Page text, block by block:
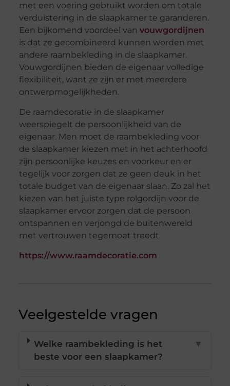
met een voering gebruikt worden om totale
verduistering in de slaapkamer te garanderen.
Een bijkomend voordeel van vouwgordijnen
is dat ze gecombineerd kunnen worden met
andere raambekleding in de slaapkamer.
Vouwgordijnen bieden de eigenaar volledige
flexibiliteit, want ze zijn er met meerdere
ontwerpmogelijkheden.
De raamdecoratie in de slaapkamer
weerspiegelt de persoonlijkheid van de
eigenaar. Men moet de raambekleding voor
de slaapkamer kiezen met in het achterhoofd
zijn persoonlijke keuzes en voorkeur en er
tegelijk voor zorgen dat ze geen deuk in het
totale budget van de eigenaar slaan. Zo zal het
kiezen van het juiste type rolgordijn voor de
slaapkamer ervoor zorgen dat de persoon
ontspannen en verjongd de buitenwereld
met vertrouwen tegemoet treedt.
https://www.raamdecoratie.com
Veelgestelde vragen
Welke raambekleding is het
beste voor een slaapkamer?
▼